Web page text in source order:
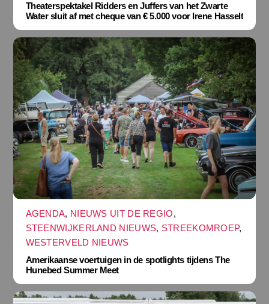
Theaterspektakel Ridders en Juffers van het Zwarte
Water sluit af met cheque van € 5.000 voor Irene Hasselt
AGENDA, NIEUWS UIT DE REGIO,
STEENWIJKERLAND NIEUWS, STREEKOMROEP,
WESTERVELD NIEUWS
Amerikaanse voertuigen in de spotlights tijdens The
Hunebed Summer Meet